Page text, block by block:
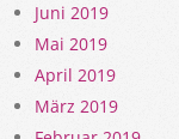
Juni 2019
Mai 2019
April 2019
März 2019